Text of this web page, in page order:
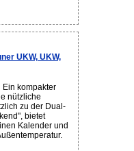
UKW, UKW,
Ein kompakter
nützliche
zu der Dual-
bietet
Kalender und